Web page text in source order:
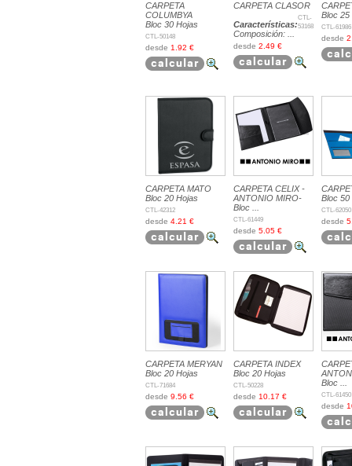
CARPETA
COLUMBYA
Bloc 30 Hojas
CTL-50148
desde 1.92 €
CARPETA CLASOR
Características:
Composición: ...
CTL-
53168
desde 2.49 €
Bloc 25
CTL-61986
desde
CARPETA MATO
Bloc 20 Hojas
CTL-42312
desde 4.21 €
CARPETA CELIX -
ANTONIO MIRO-
Bloc ...
CTL-61449
desde 5.05 €
Bloc 50
CTL-62050
desde
CARPETA MERYAN
Bloc 20 Hojas
CTL-71684
desde 9.56 €
CARPETA INDEX
Bloc 20 Hojas
CTL-50228
desde 10.17 €
Bloc ...
CTL-61450
desde